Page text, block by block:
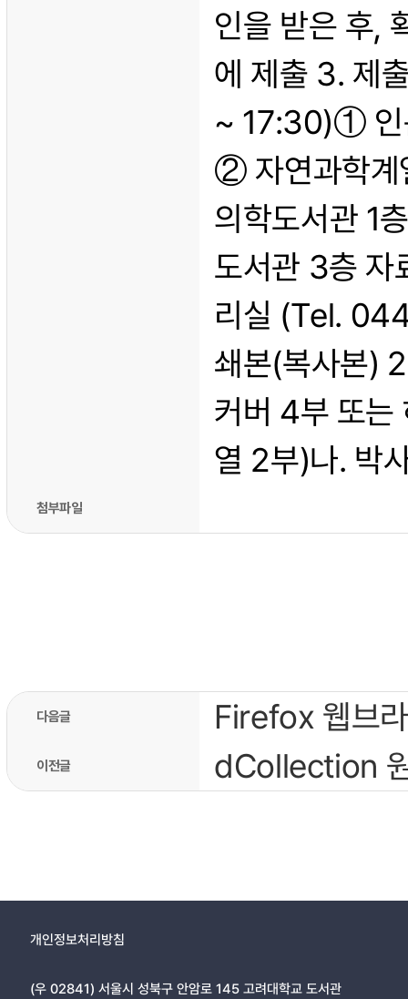
인을 받은 후,
에 제출 3. 제
~ 17:30)① 인
② 자연과학
의학도서관 1
도서관 3층
리실 (Tel.
쇄본(복사본)
커버 4부 또는
열 2부)나. 박
첨부파일
다음글 Firefox 웹브
이전글 dCollection
개인정보처리방침
(우 02841) 서울시 성북구 안암로 145 고려대학교 도서관